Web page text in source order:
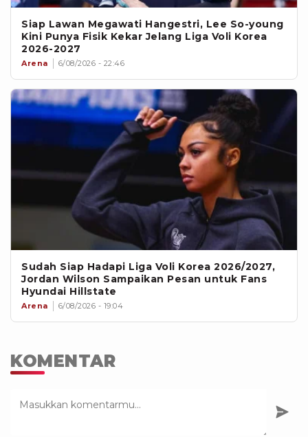
Siap Lawan Megawati Hangestri, Lee So-young
Kini Punya Fisik Kekar Jelang Liga Voli Korea
2026-2027
Arena 6/08/2026 - 22:46
Sudah Siap Hadapi Liga Voli Korea 2026/2027,
Jordan Wilson Sampaikan Pesan untuk Fans
Hyundai Hillstate
Arena 6/08/2026 - 19:04
KOMENTAR